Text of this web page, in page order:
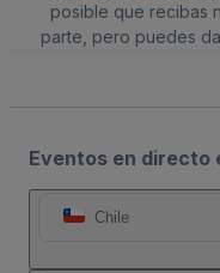
posible que recibas
parte, pero puedes
Eventos en directo
Chile